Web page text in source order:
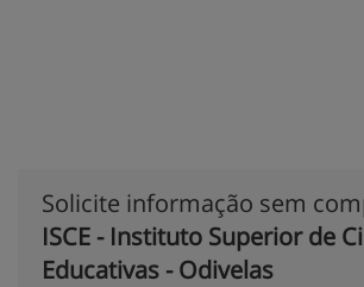
Solicite informação sem
ISCE - Instituto Superior de
Educativas - Odivelas